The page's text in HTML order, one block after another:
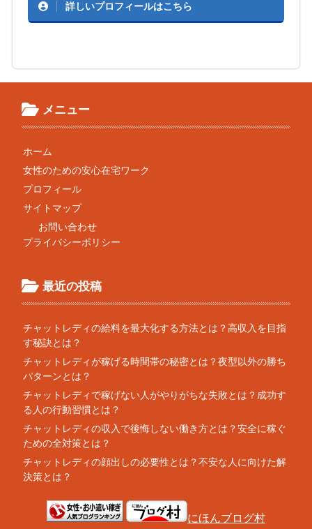
詳しいプロフィールはこちら
メニュー
ホーム
女性のための安心在宅ワーク
プロフィール
サイトマップ
お問い合わせ
プライバシーポリシー
最近の投稿
チャットレディの給料を最大化する方法とは？高収入を目指
す秘訣とは？
チャットレディが稼げる時間帯の秘密とは？夜型以外の勝ち
パターンとは？
チャットレディで稼げない人がやりがちな失敗とは？成功す
る人の行動習慣とは？
チャットレディの収入で後悔しない働き方とは？安全に稼ぐ
ための全対策とは？
チャットレディの顔出しの必要性とは？不安な人に向けた解
決策とは？
にほんブログ村